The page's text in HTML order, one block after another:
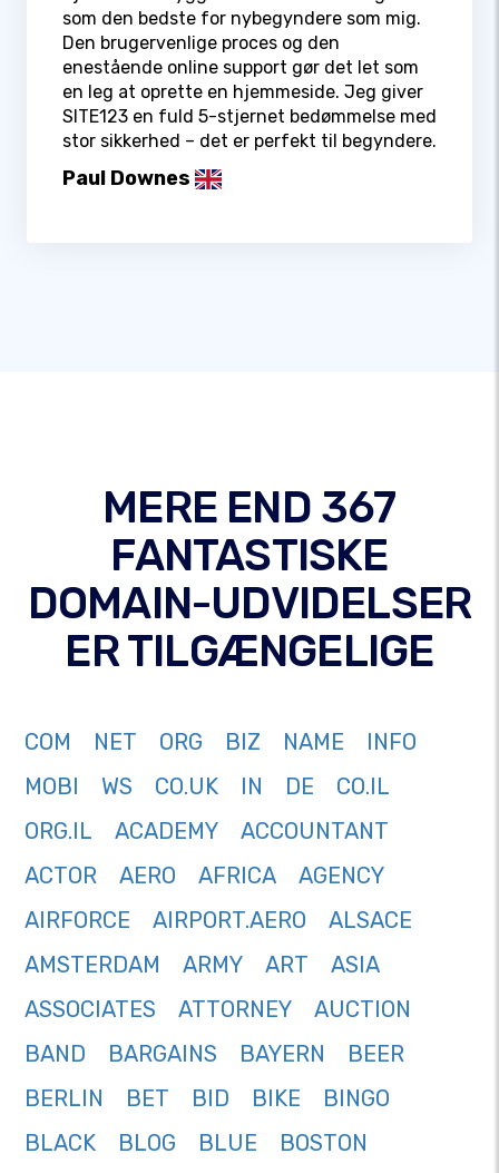
som den bedste for nybegyndere som mig.
Den brugervenlige proces og den
enestående online support gør det let som
en leg at oprette en hjemmeside. Jeg giver
SITE123 en fuld 5-stjernet bedømmelse med
stor sikkerhed – det er perfekt til begyndere.
Paul Downes
MERE END 367
FANTASTISKE
DOMAIN-UDVIDELSER
ER TILGÆNGELIGE
COM NET ORG BIZ NAME
INFO
MOBI
WS CO.UK IN DE
CO.IL
ORG.IL
ACADEMY
ACCOUNTANT
ACTOR
AERO AFRICA
AGENCY
AIRFORCE
AIRPORT.AERO
ALSACE
AMSTERDAM
ARMY ART
ASIA
ASSOCIATES
ATTORNEY
AUCTION
BAND
BARGAINS BAYERN
BEER
BERLIN
BET BID BIKE
BINGO
BLACK
BLOG BLUE
BOSTON